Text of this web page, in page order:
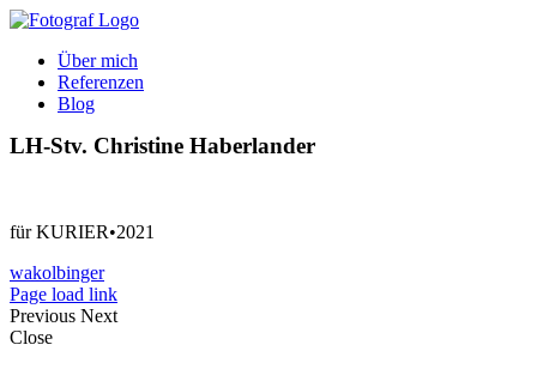
Zum
springenÜber mich
Referenzen
Blog
LH-Stv. Christine Haberlander
für KURIER•2021
wakolbinger
Page load link
Previous Next
Close